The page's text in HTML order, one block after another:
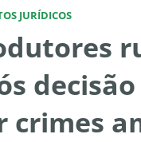
JURÍDICOS
crimes